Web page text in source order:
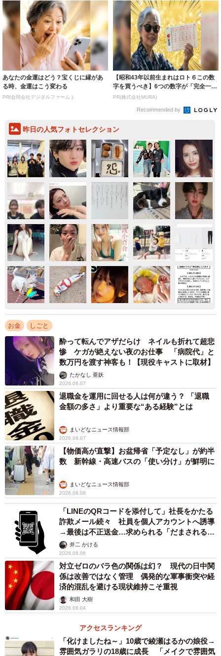
あなたの金運はどう？宝くじに縁があ
る時、金運はこう変わる
PR(合同会社デジタルファーム )
【昭和43年以前生まれはロト６この数
字を買うべき】6つの数字が「完全一
致」する方...
PR(株式会社MURA)
Recommended by
昨日の人気フォトセレクション
お金 しごと
酔って転んでアザだらけ ネイルも折れて超悲
惨 ケガが絶えない夜のお仕事 「病院代」と
数万円を渡す神客も！【現役キャストに取材】
たかなし 亜妖
2026.08.07
退職金を運用に回せる人は何が違う？ 「退職
金額の多さ」より重要な“ある経験”とは
まいどなニュース情報部
2026.08.07
【物価高が直撃】お盆帰省「予定なし」が約半
数 新幹線・高速バスの「使い分け」が鮮明に
まいどなニュース情報部
2026.08.06
「LINEのQRコードを添付して」社長をかたる
詐欺メール続々 社員を個人アカウントへ誘導
→最後は不正送金…求められる「だまされる前
提」の対策
井二 かける
2026.08.06
対立ゼロのバラ色の関係は幻？ 現代の日中関
係は改善ではなく管理 偶発的な軍事衝突や経
済的混乱を避ける現状維持こそ重視
和田 大樹
2026.08.04
アクセスランキング
「化けましたね～」10歳で綾瀬はるかの娘役→
雰囲気ガラリの18歳に成長 「メイクで雰囲気